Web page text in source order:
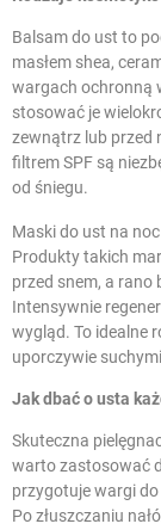
Balsam do ust to
masłem shea,
wargach ochronną
stosować je
zewnątrz lub przed
filtrem SPF są
od śniegu.
Maski do ust na
Produkty takich
przed snem, a rano
Intensywnie
wygląd. To idealne
uporczywie
Jak dbać o usta
Skuteczna
warto zastosować
przygotuje wargi
Po złuszczaniu